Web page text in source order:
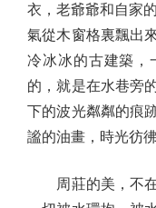
衣，老爺爺和自家
氣從木窗格裏飄出
冷冰冰的古建築，
的，就是在水巷旁
下的波光粼粼的痕
謐的油畫，時光彷
周莊的美，不在